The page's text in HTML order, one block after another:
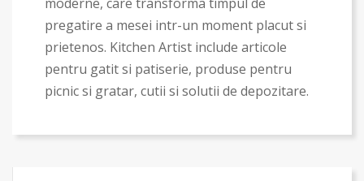
pregatire a mesei intr-un moment placut si
prietenos. Kitchen Artist include articole
pentru gatit si patiserie, produse pentru
picnic si gratar, cutii si solutii de depozitare.